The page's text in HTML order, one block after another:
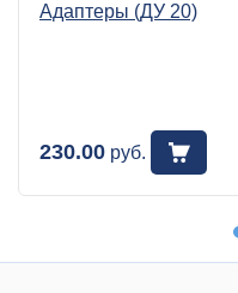
Адаптеры (ДУ 20)
230.00 руб.